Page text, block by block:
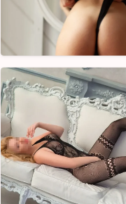
Klara,
24